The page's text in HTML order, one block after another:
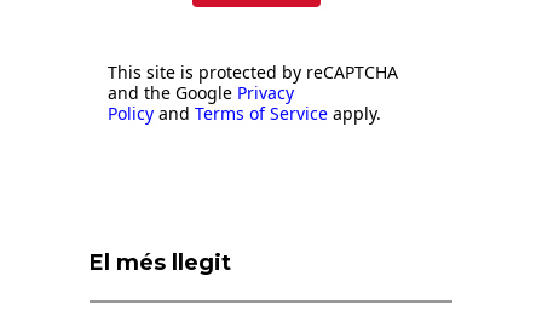
This site is protected by reCAPTCHA
and the Google Privacy
Policy and Terms of Service apply.
El més llegit